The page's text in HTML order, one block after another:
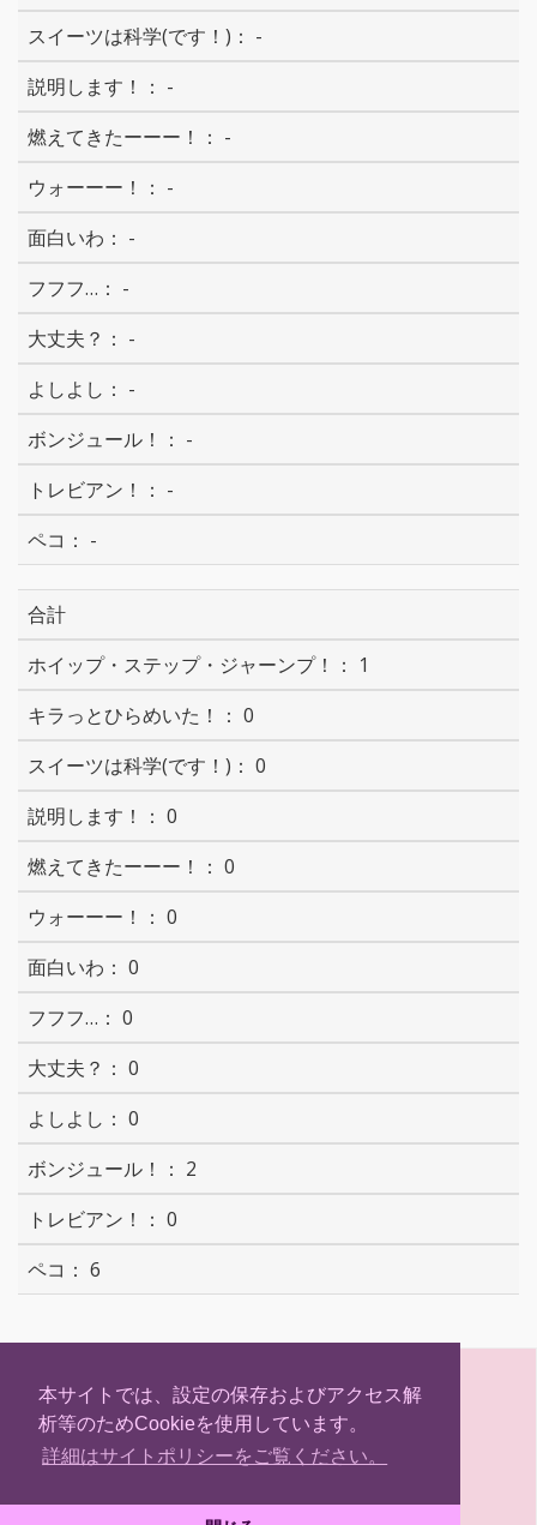
本サイトでは、設定の保存およびアクセス解
析等のためCookieを使用しています。
詳細はサイトポリシーをご覧ください。
-
-
-
-
-
-
-
-
-
-
-
合計
1
0
0
0
0
0
0
0
0
0
2
0
6
h
a
r
e
w
i
t
t
e
a
c
e
b
o
k
a
t
e
n
a
(C) Hokkaidosm